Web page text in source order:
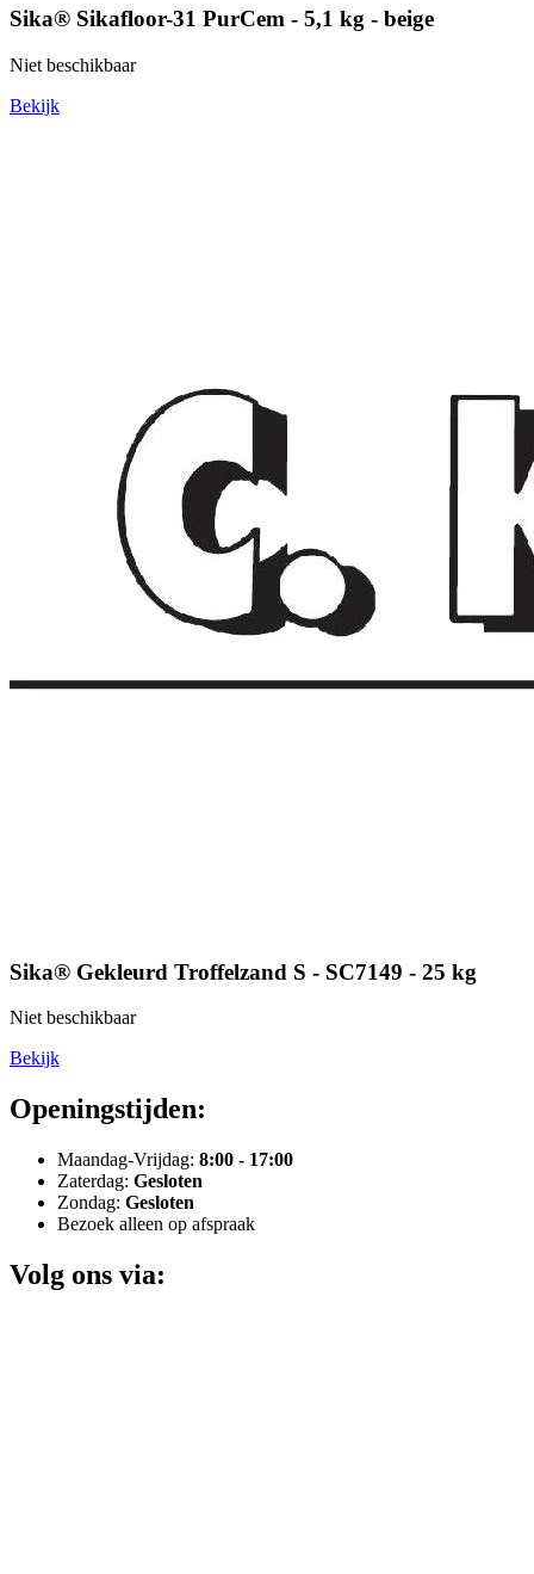
Sika® Sikafloor-31 PurCem - 5,1 kg - beige
Niet beschikbaar
Bekijk
Sika® Gekleurd Troffelzand S - SC7149 - 25 kg
Niet beschikbaar
Bekijk
Openingstijden:
Maandag-Vrijdag: 8:00 - 17:00
Zaterdag: Gesloten
Zondag: Gesloten
Bezoek alleen op afspraak
Volg ons via: